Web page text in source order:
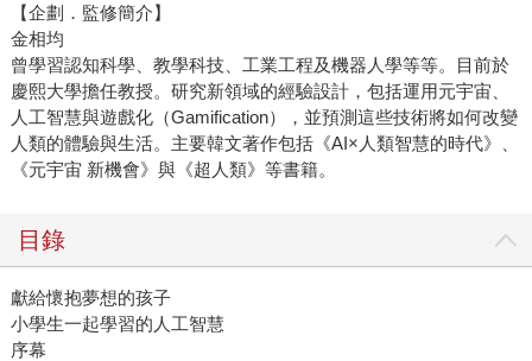
【企劃．監修簡介】
金相均
曾學習認知科學、教學科技、工業工程及機器人學等等。目前於
慶熙大學擔任教授。研究新領域的經驗設計，包括運用元宇宙、
人工智慧與遊戲化（Gamification），並預測這些技術將如何改變
人類的體驗與生活。主要韓文著作包括《AI×人類智慧的時代》、
《元宇宙 新機會》與《超人類》等書籍。
目錄
獻給懷抱夢想的孩子
小學生一起學習的人工智慧
序幕